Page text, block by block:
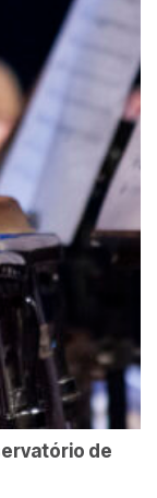
de